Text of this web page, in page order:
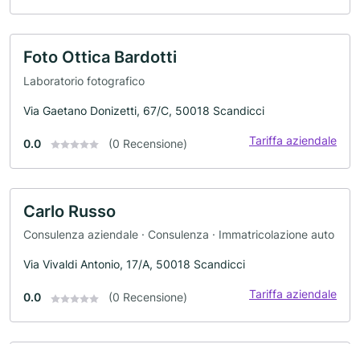
Foto Ottica Bardotti
Laboratorio fotografico
Via Gaetano Donizetti, 67/C, 50018 Scandicci
0.0 (0 Recensione) Tariffa aziendale
Carlo Russo
Consulenza aziendale · Consulenza · Immatricolazione auto
Via Vivaldi Antonio, 17/A, 50018 Scandicci
0.0 (0 Recensione) Tariffa aziendale